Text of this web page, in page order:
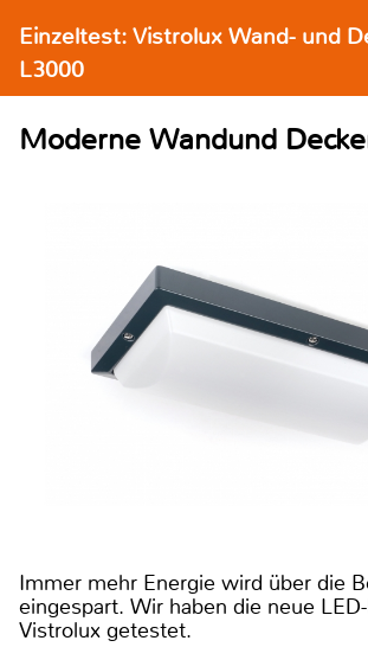
Einzeltest: Vistrolux Wand- und
L3000
Moderne Wandund
Immer mehr Energie wird über die
eingespart. Wir haben die neue
Vistrolux getestet.